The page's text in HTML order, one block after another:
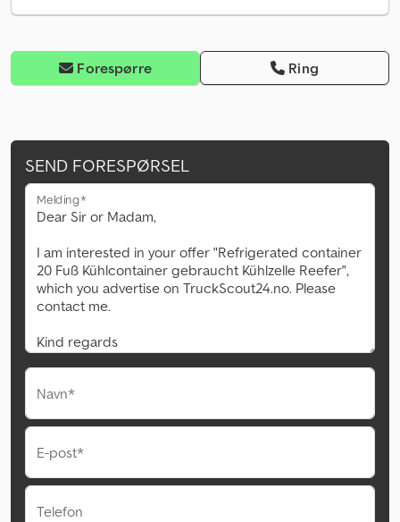
Forespørre Ring
SEND FORESPØRSEL
Melding*
Navn*
E-post*
Telefon